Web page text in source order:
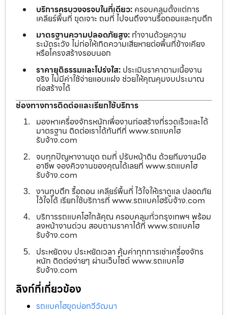
บริการครบวงจรจบในที่เดียว: ครอบคลุมตั้งแต่การ
เคลียร์พื้นที่ ขุดเจาะ ถมที่ ไปจนถึงงานรื้อถอนและทุบตึก
มาตรฐานความปลอดภัยสูง: ทำงานด้วยความ
ระมัดระวัง ไม่ก่อให้เกิดความเสียหายต่อพื้นที่ข้างเคียง
หรือโครงสร้างรอบนอก
ราคายุติธรรมและโปร่งใส: ประเมินราคาตามเนื้องาน
จริง ไม่มีค่าใช้จ่ายแอบแฝง ช่วยให้คุณคุมงบประมาณ
ก่อสร้างได้
ช่องทางการติดต่อและเรียกใช้บริการ
มองหาเครื่องจักรหนักเพื่องานก่อสร้างที่รวดเร็วและได้
มาตรฐาน ติดต่อเราได้ทันทีที่ www.รถแบคโฮ
รับจ้าง.com
จบทุกปัญหางานขุด ถมที่ ปรับหน้าดิน ด้วยทีมงานมือ
อาชีพ จองคิวงานของคุณได้เลยที่ www.รถแบคโฮ
รับจ้าง.com
งานทุบตึก รื้อถอน เคลียร์พื้นที่ ไว้ใจให้เราดูแล ปลอดภัย
ไว้ใจได้ เรียกใช้บริการที่ www.รถแบคโฮรับจ้าง.com
บริการรถแบคโฮใกล้คุณ ครอบคลุมทั่วกรุงเทพฯ พร้อม
ลงหน้างานด่วน สอบถามราคาได้ที่ www.รถแบคโฮ
รับจ้าง.com
ประหยัดงบ ประหยัดเวลา คุ้มค่าทุกการเช่าเครื่องจักร
หนัก ติดต่อง่ายๆ ผ่านเว็บไซต์ www.รถแบคโฮ
รับจ้าง.com
ลิงก์ที่เกี่ยวข้อง
รถแบคโฮขุดบ่อทวีวัฒนา